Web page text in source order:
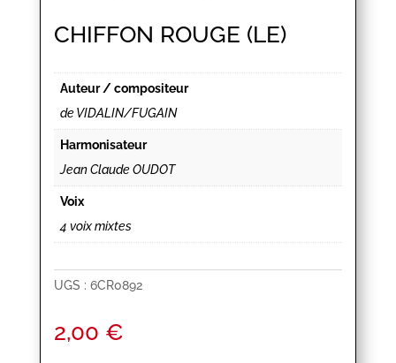
CHIFFON ROUGE (LE)
Auteur / compositeur
de VIDALIN/FUGAIN
Harmonisateur
Jean Claude OUDOT
Voix
4 voix mixtes
UGS : 6CR0892
2,00 €